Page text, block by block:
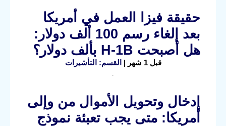
حقيقة فيزا العمل في أمريكا
بعد إلغاء رسم 100 ألف دولار:
هل أصبحت H-1B بألف دولار؟
قبل 1 شهر | القسم: التأشيرات
إدخال وتحويل الأموال من وإلى
أمريكا: متى يجب تعبئة نموذج